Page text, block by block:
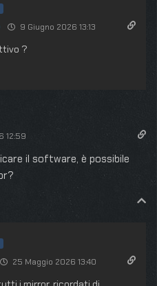
9 Giugno 2026 13:13
?
12:59
il software, è possibile
25 Maggio 2026 13:40